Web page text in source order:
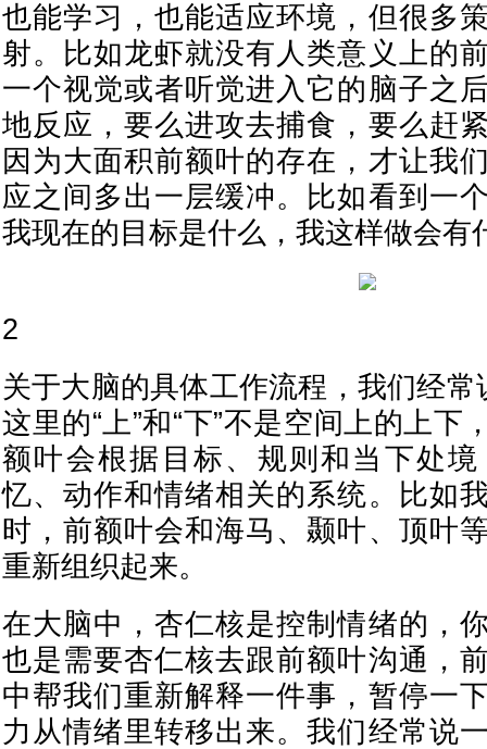
也能学习，也能适应环境，但很多
射。比如龙虾就没有人类意义上的
一个视觉或者听觉进入它的脑子之
地反应，要么进攻去捕食，要么赶
因为大面积前额叶的存在，才让我
应之间多出一层缓冲。比如看到一
我现在的目标是什么，我这样做会有
2
关于大脑的具体工作流程，我们经常
这里的“上”和“下”不是空间上的上下
额叶会根据目标、规则和当下处
忆、动作和情绪相关的系统。比如
时，前额叶会和海马、颞叶、顶叶
重新组织起来。
在大脑中，杏仁核是控制情绪的，
也是需要杏仁核去跟前额叶沟通，
中帮我们重新解释一件事，暂停一
力从情绪里转移出来。我们经常说